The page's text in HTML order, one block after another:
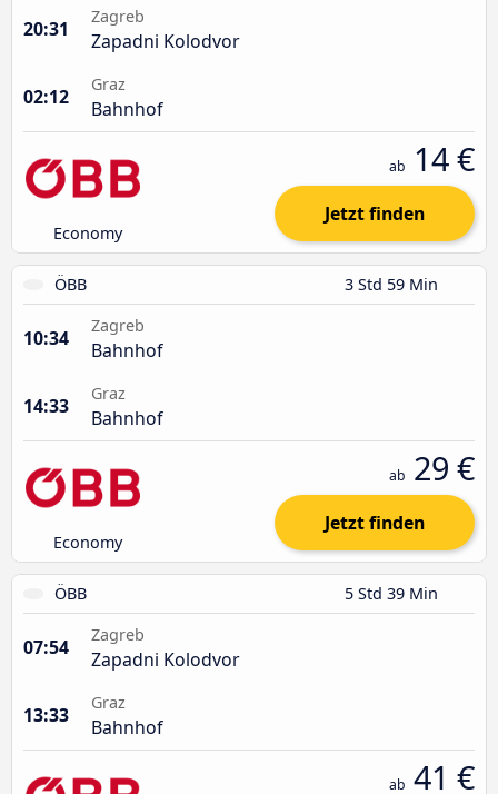
20:31
Zagreb
Zapadni Kolodvor
02:12
Graz
Bahnhof
Economy
ab 14 €
Jetzt finden
ÖBB 3 Std 59 Min
10:34
Zagreb
Bahnhof
14:33
Graz
Bahnhof
Economy
ab 29 €
Jetzt finden
ÖBB 5 Std 39 Min
07:54
Zagreb
Zapadni Kolodvor
13:33
Graz
Bahnhof
ab 41 €